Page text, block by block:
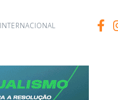
INTERNACIONAL